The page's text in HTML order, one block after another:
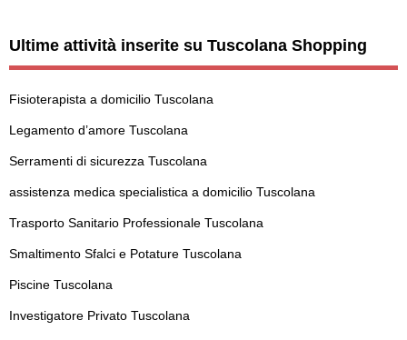
Ultime attività inserite su Tuscolana Shopping
Fisioterapista a domicilio Tuscolana
Legamento d’amore Tuscolana
Serramenti di sicurezza Tuscolana
assistenza medica specialistica a domicilio Tuscolana
Trasporto Sanitario Professionale Tuscolana
Smaltimento Sfalci e Potature Tuscolana
Piscine Tuscolana
Investigatore Privato Tuscolana